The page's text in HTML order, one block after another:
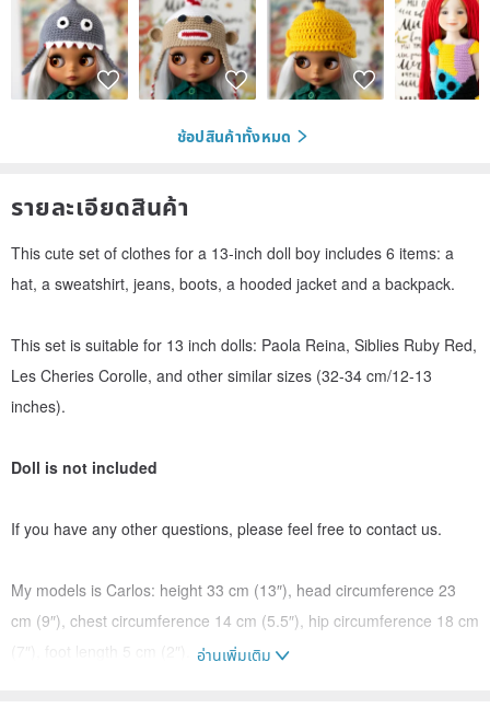
ช้อปสินค้าทั้งหมด
รายละเอียดสินค้า
This cute set of clothes for a 13-inch doll boy includes 6 items: a
hat, a sweatshirt, jeans, boots, a hooded jacket and a backpack.
This set is suitable for 13 inch dolls: Paola Reina, Siblies Ruby Red,
Les Cheries Corolle, and other similar sizes (32-34 cm/12-13
inches).
Doll is not included
If you have any other questions, please feel free to contact us.
My models is Carlos: height 33 cm (13″), head circumference 23
cm (9″), chest circumference 14 cm (5.5″), hip circumference 18 cm
(7″), foot length 5 cm (2″).
อ่านเพิ่มเติม